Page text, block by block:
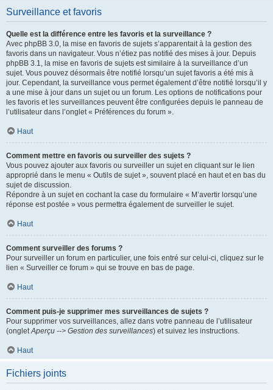
Surveillance et favoris
Quelle est la différence entre les favoris et la surveillance ?
Avec phpBB 3.0, la mise en favoris de sujets s’apparentait à la gestion des
favoris dans un navigateur. Vous n’étiez pas notifié des mises à jour. Depuis
phpBB 3.1, la mise en favoris de sujets est similaire à la surveillance d’un
sujet. Vous pouvez désormais être notifié lorsqu’un sujet favoris a été mis à
jour. Cependant, la surveillance vous permet également d’être notifié lorsqu’il y
a une mise à jour dans un sujet ou un forum. Les options de notifications pour
les favoris et les surveillances peuvent être configurées depuis le panneau de
l’utilisateur dans l’onglet « Préférences du forum ».
Haut
Comment mettre en favoris ou surveiller des sujets ?
Vous pouvez ajouter aux favoris ou surveiller un sujet en cliquant sur le lien
approprié dans le menu « Outils de sujet », souvent placé en haut et en bas du
sujet de discussion.
Répondre à un sujet en cochant la case du formulaire « M’avertir lorsqu’une
réponse est postée » vous permettra également de surveiller le sujet.
Haut
Comment surveiller des forums ?
Pour surveiller un forum en particulier, une fois entré sur celui-ci, cliquez sur le
lien « Surveiller ce forum » qui se trouve en bas de page.
Haut
Comment puis-je supprimer mes surveillances de sujets ?
Pour supprimer vos surveillances, allez dans votre panneau de l’utilisateur
(ongletAperçu --> Gestion des surveillances) et suivez les instructions.
Haut
Fichiers joints